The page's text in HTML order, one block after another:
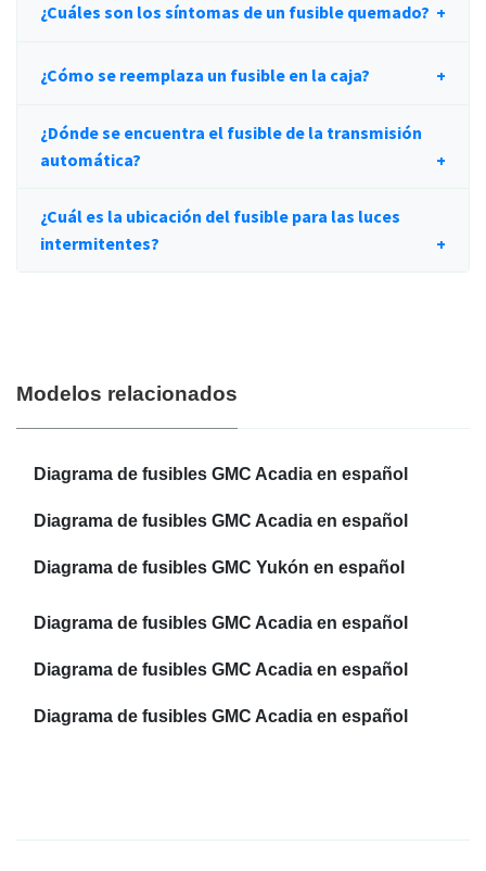
¿Cuáles son los síntomas de un fusible quemado?
¿Cómo se reemplaza un fusible en la caja?
¿Dónde se encuentra el fusible de la transmisión
automática?
¿Cuál es la ubicación del fusible para las luces
intermitentes?
Modelos relacionados
Diagrama de fusibles GMC Acadia en español
Diagrama de fusibles GMC Acadia en español
Diagrama de fusibles GMC Yukón en español
Diagrama de fusibles GMC Acadia en español
Diagrama de fusibles GMC Acadia en español
Diagrama de fusibles GMC Acadia en español